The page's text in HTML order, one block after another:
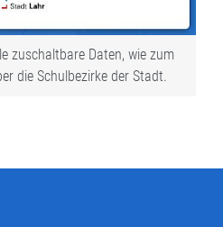
zuschaltbare Daten, wie zum
die Schulbezirke der Stadt.